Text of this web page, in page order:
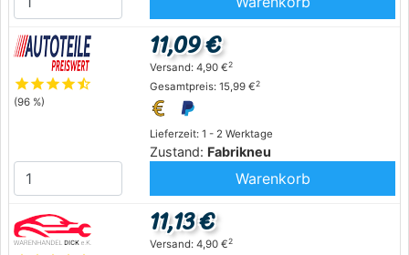
starstarstarstarstar_half
(96 %)
Lieferzeit: 1 - 2 Werktage
Zustand: Fabrikneu
11,09 €
Versand: 4,90 €2
Gesamtpreis: 15,99 €2
Warenkorb
11,13 €
Versand: 4,90 €2